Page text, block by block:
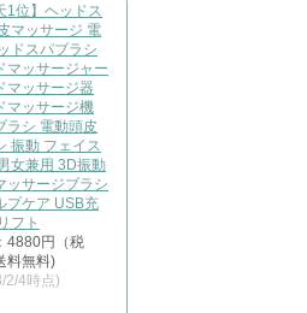
1位】ヘッドス
マッサージ 電
ドスパブラシ
マッサージャー
マッサージ器
マッサージ機
ラシ 電動頭皮
振動 フェイス
女兼用 3D振動
ッサージブラシ
プケア USB充
フト
4880円（税
料無料)
2/4時点)